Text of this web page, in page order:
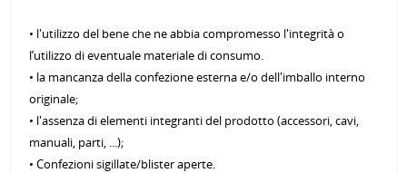
• l'utilizzo del bene che ne abbia compromesso l'integrità o
l’utilizzo di eventuale materiale di consumo.
• la mancanza della confezione esterna e/o dell'imballo interno
originale;
• l'assenza di elementi integranti del prodotto (accessori, cavi,
manuali, parti, ...);
• Confezioni sigillate/blister aperte.